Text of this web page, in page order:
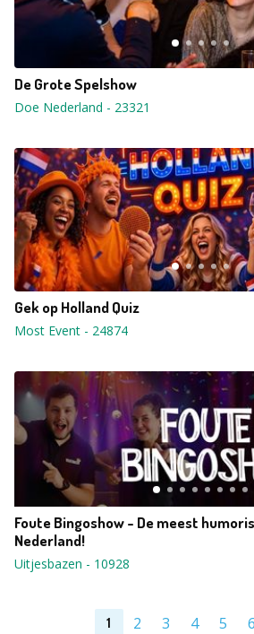
De Grote Spelshow
Doe Nederland - 23321
Gek op Holland Quiz
Most Event - 24874
Foute Bingoshow - De meest
Nederland!
Uitjesbazen - 10928
1 2 3 4 5 6